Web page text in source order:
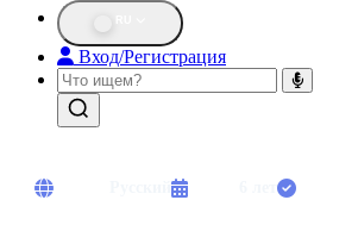
Вход/Регистрация